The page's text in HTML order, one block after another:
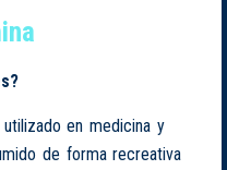
en medicina y
de forma recreativa